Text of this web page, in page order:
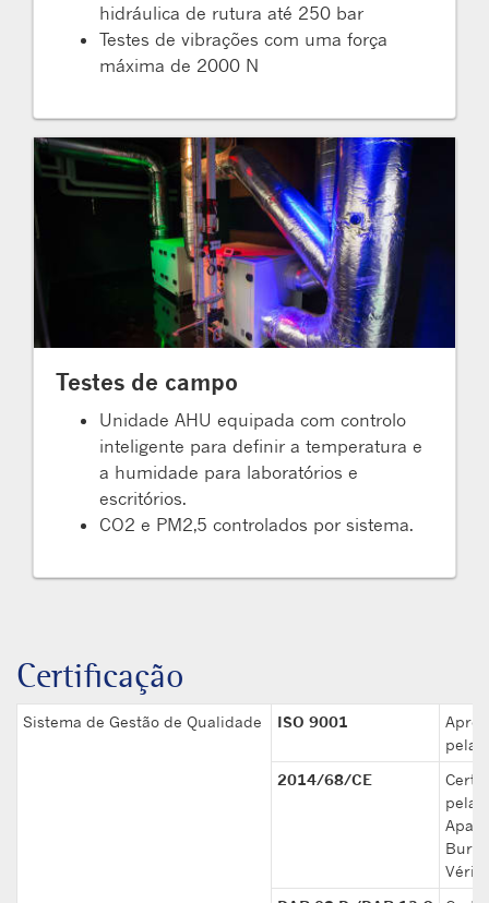
hidráulica de rutura até 250 bar
Testes de vibrações com uma força
máxima de 2000 N
Testes de campo
Unidade AHU equipada com controlo
inteligente para definir a temperatura e
a humidade para laboratórios e
escritórios.
CO2 e PM2,5 controlados por sistema.
Certificação
Sistema de Gestão de Qualidade ISO 9001
pela
2014/68/CE
pela